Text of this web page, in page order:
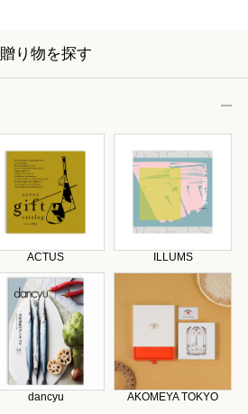
贈り物を探す
ACTUS ILLUMS
dancyu AKOMEYA TOKYO